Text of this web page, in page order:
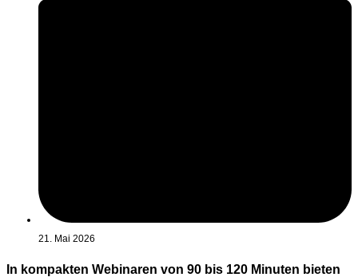
21. Mai 2026
In kompakten Webinaren von 90 bis 120 Minuten bieten